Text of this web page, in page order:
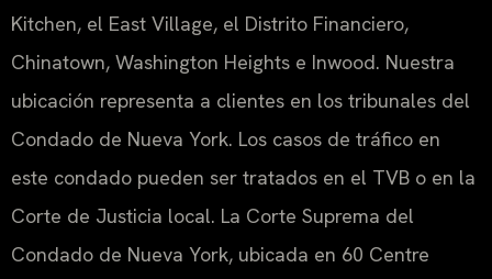
Kitchen, el East Village, el Distrito Financiero,
Chinatown, Washington Heights e Inwood. Nuestra
ubicación representa a clientes en los tribunales del
Condado de Nueva York. Los casos de tráfico en
este condado pueden ser tratados en el TVB o en la
Corte de Justicia local. La Corte Suprema del
Condado de Nueva York, ubicada en 60 Centre